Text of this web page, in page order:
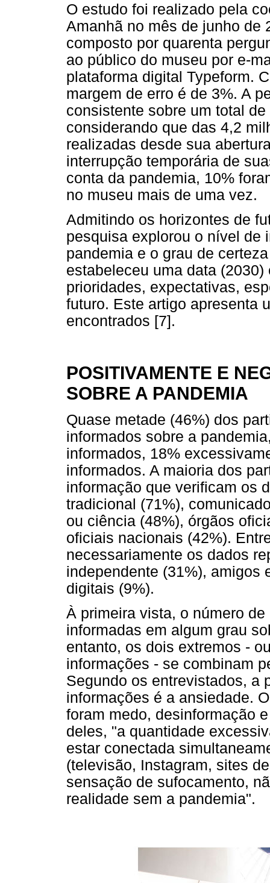
O estudo foi realizado pela
Amanhã no mês de junho de
composto por quarenta
ao público do museu por e-
plataforma digital Typeform.
margem de erro é de 3%. A
consistente sobre um total
considerando que das 4,2
realizadas desde sua
interrupção temporária de
conta da pandemia, 10%
no museu mais de uma vez.
Admitindo os horizontes de
pesquisa explorou o nível de
pandemia e o grau de
estabeleceu uma data
prioridades, expectativas,
futuro. Este artigo apresenta
encontrados [7].
POSITIVAMENTE E
SOBRE A PANDEMIA
Quase metade (46%) dos
informados sobre a
informados, 18%
informados. A maioria dos
informação que verificam os
tradicional (71%),
ou ciência (48%), órgãos
oficiais nacionais (42%).
necessariamente os dados
independente (31%), amigos
digitais (9%).
À primeira vista, o número
informadas em algum grau
entanto, os dois extremos -
informações - se combinam
Segundo os entrevistados, a
informações é a ansiedade.
foram medo, desinformação
deles, "a quantidade
estar conectada
(televisão, Instagram, sites
sensação de sufocamento,
realidade sem a pandemia".